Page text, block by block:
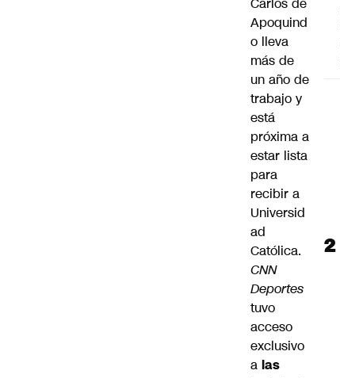
Apoquind
o lleva
más de
un año de
trabajo y
está
próxima a
estar lista
para
recibir a
Universid
ad
Católica.
CNN
Deportes
tuvo
acceso
exclusivo
a las